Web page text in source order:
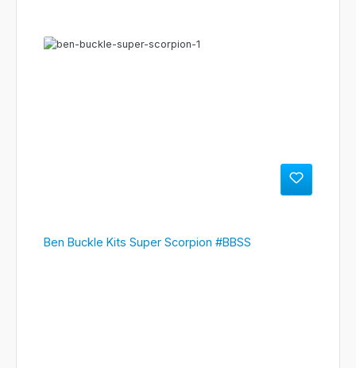
Ben Buckle Kits Super Scorpion #BBSS